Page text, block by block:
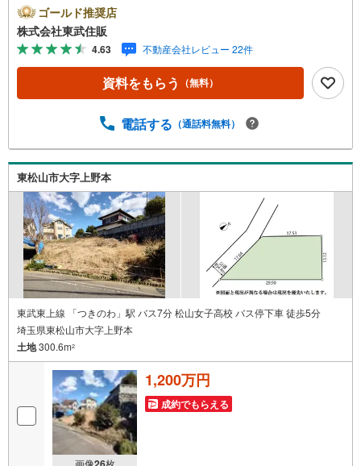
がスムーズです。住み替えをご希望の方は自社買取保証付
売却プランがございます。お気軽にお問い合わせくださ
い。●東松山駅徒歩20分●建築条件なし●住環境良好●本下水
◇当社の強みは（1）リフォーム（当社でも再販事業を行っ
ている為、お客様に最適なプランをご提供できます。）
（2）注文住宅のご紹介（提携ハウスメーカー7社を保有し
できます。）◇ふじみ野市、川越市、富士見市周辺に限ら
いに関する不動産情報を豊富に取り揃えております。また
リフォームの相談も承ります。◇インターネット予約で当
日現地見学が可能です（1）［室内・現地を見学する］をク
リック（2）本日～4日以内をご希望の方は「ご要望・ご質
問欄」に希望日時をご記入ください！
ゴールド推奨店
株式会社東武住販
4.63 不動産会社レビュー 22件
資料をもらう （無料）
電話する （通話料無料）
東松山市大字上野本
東武東上線 「つきのわ」駅 バス7分 松山女子高校 バス停下車 徒歩5分
埼玉県東松山市大字上野本
土地300.6m2
画像 枚
1,200万円
成約でもらえる